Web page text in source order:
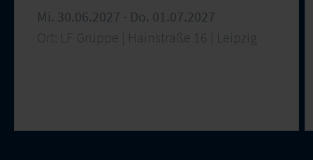
Mi. 30.06.2027 - Do. 01.07.2027
Ort: LF Gruppe | Hainstraße 16 | Leipzig